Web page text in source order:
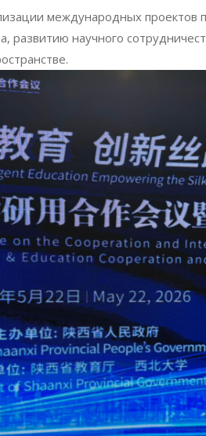
международных проектов
развитию научного